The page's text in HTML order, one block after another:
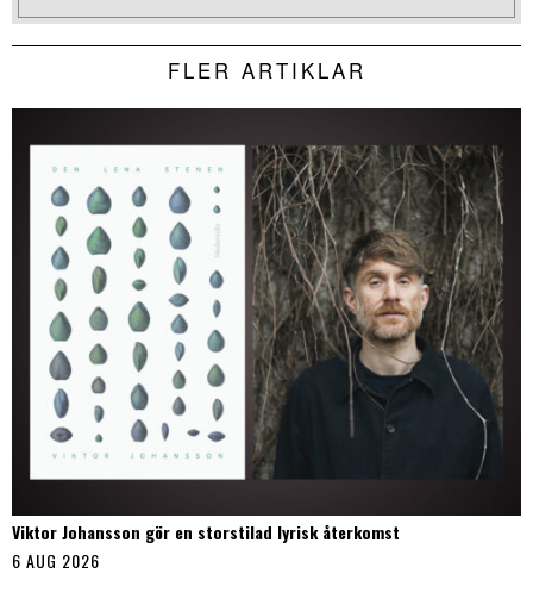
FLER ARTIKLAR
Viktor Johansson gör en storstilad lyrisk återkomst
6 AUG 2026